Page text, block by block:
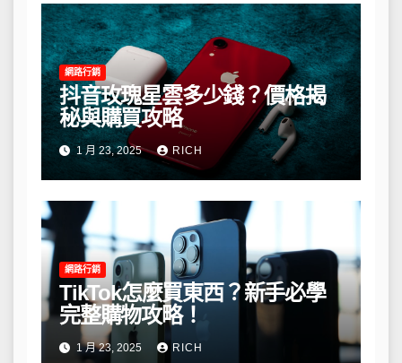
網路行銷
抖音玫瑰星雲多少錢？價格揭
秘與購買攻略
1 月 23, 2025 RICH
網路行銷
TikTok怎麼買東西？新手必學
完整購物攻略！
1 月 23, 2025 RICH